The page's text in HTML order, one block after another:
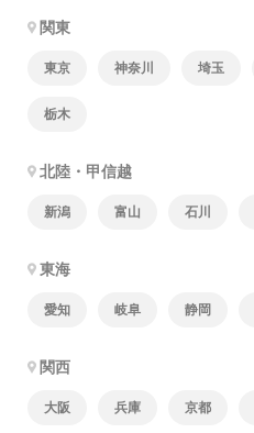
関東
東京 神奈川 埼玉
栃木
北陸・甲信越
新潟 富山 石川
東海
愛知 岐阜 静岡
関西
大阪 兵庫 京都